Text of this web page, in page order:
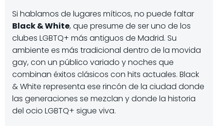
Si hablamos de lugares míticos, no puede faltar
Black & White, que presume de ser uno de los
clubes LGBTQ+ más antiguos de Madrid. Su
ambiente es más tradicional dentro de la movida
gay, con un público variado y noches que
combinan éxitos clásicos con hits actuales. Black
& White representa ese rincón de la ciudad donde
las generaciones se mezclan y donde la historia
del ocio LGBTQ+ sigue viva.